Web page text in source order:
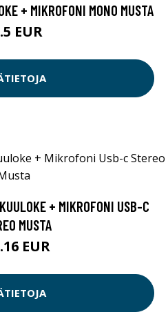
+ MIKROFONI MONO MUSTA
EUR
+ MIKROFONI USB-C
MUSTA
EUR